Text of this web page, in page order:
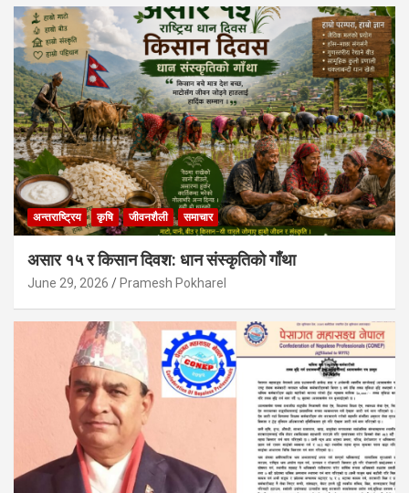
अन्तराष्ट्रिय कृषि जीवनशैली समाचार
असार १५ र किसान दिवश: धान संस्कृतिको गाँथा
June 29, 2026 Pramesh Pokharel